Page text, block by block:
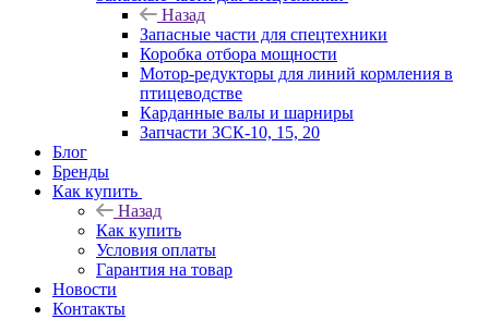
Назад
Запасные части для спецтехники
Коробка отбора мощности
Мотор-редукторы для линий кормления в
птицеводстве
Карданные валы и шарниры
Запчасти ЗСК-10, 15, 20
Блог
Бренды
Как купить
Назад
Как купить
Условия оплаты
Гарантия на товар
Новости
Контакты